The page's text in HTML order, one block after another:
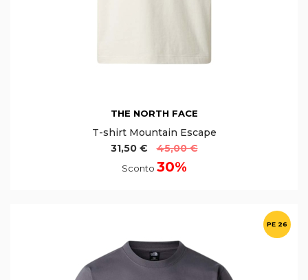
THE NORTH FACE
T-shirt Mountain Escape
31,50 €
45,00 €
Sconto 30%
PE 26